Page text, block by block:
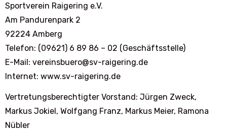
Sportverein Raigering e.V.
Am Pandurenpark 2
92224 Amberg
Telefon: (09621) 6 89 86 – 02 (Geschäftsstelle)
E-Mail: vereinsbuero@sv-raigering.de
Internet: www.sv-raigering.de
Vertretungsberechtigter Vorstand: Jürgen Zweck,
Markus Jokiel, Wolfgang Franz, Markus Meier, Ramona
Nübler